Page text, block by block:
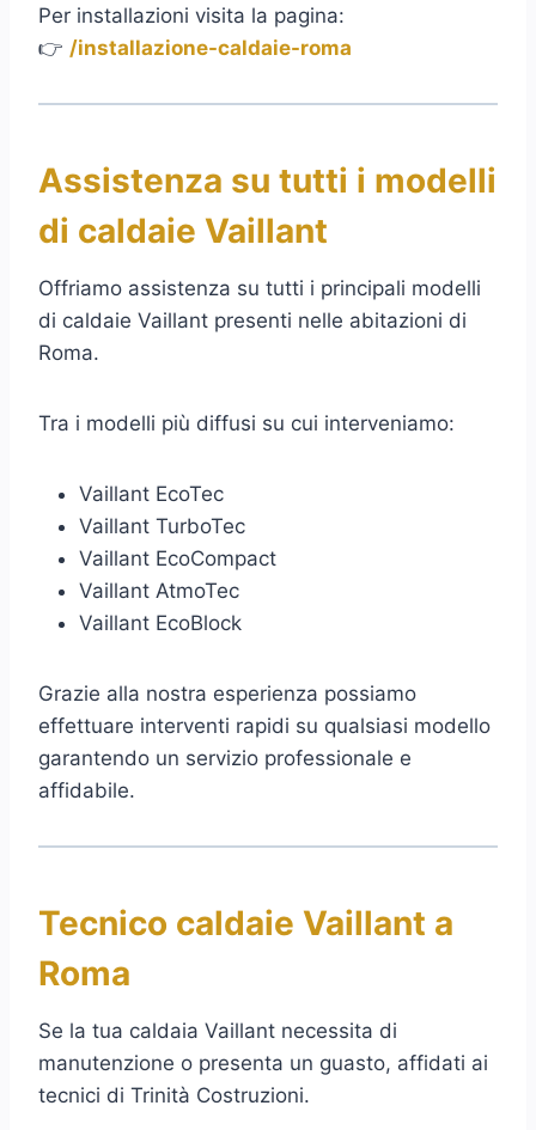
Per installazioni visita la pagina:
👉 /installazione-caldaie-roma
Assistenza su tutti i modelli
di caldaie Vaillant
Offriamo assistenza su tutti i principali modelli
di caldaie Vaillant presenti nelle abitazioni di
Roma.
Tra i modelli più diffusi su cui interveniamo:
Vaillant EcoTec
Vaillant TurboTec
Vaillant EcoCompact
Vaillant AtmoTec
Vaillant EcoBlock
Grazie alla nostra esperienza possiamo
effettuare interventi rapidi su qualsiasi modello
garantendo un servizio professionale e
affidabile.
Tecnico caldaie Vaillant a
Roma
Se la tua caldaia Vaillant necessita di
manutenzione o presenta un guasto, affidati ai
tecnici di Trinità Costruzioni.